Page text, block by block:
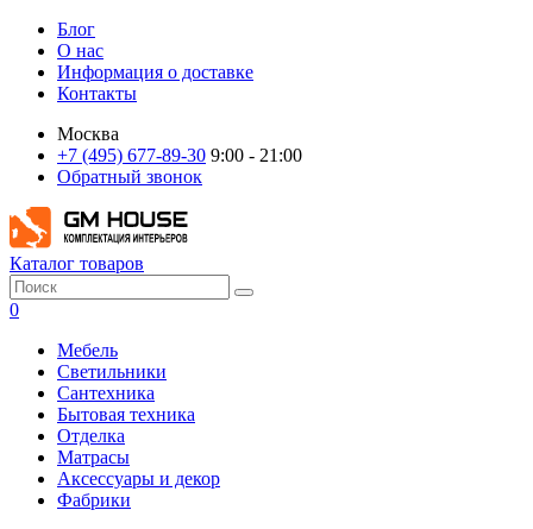
Блог
О нас
Информация о доставке
Контакты
Москва
+7 (495) 677-89-30 9:00 - 21:00
Обратный звонок
Каталог товаров
0
Мебель
Светильники
Сантехника
Бытовая техника
Отделка
Матрасы
Аксессуары и декор
Фабрики